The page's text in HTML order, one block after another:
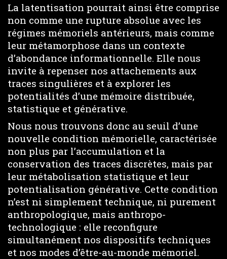
La latentisation pourrait ainsi être comprise
non comme une rupture absolue avec les
régimes mémoriels antérieurs, mais comme
leur métamorphose dans un contexte
d’abondance informationnelle. Elle nous
invite à repenser nos attachements aux
traces singulières et à explorer les
potentialités d’une mémoire distribuée,
statistique et générative.
Nous nous trouvons donc au seuil d’une
nouvelle condition mémorielle, caractérisée
non plus par l’accumulation et la
conservation des traces discrètes, mais par
leur métabolisation statistique et leur
potentialisation générative. Cette condition
n’est ni simplement technique, ni purement
anthropologique, mais anthropo-
technologique : elle reconfigure
simultanément nos dispositifs techniques
et nos modes d’être-au-monde mémoriel.